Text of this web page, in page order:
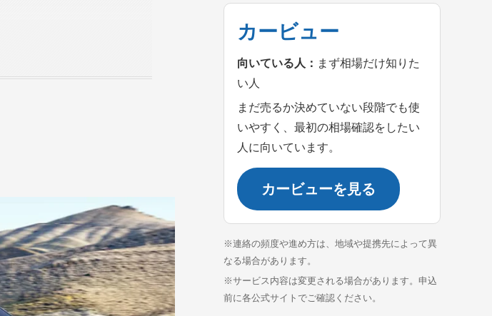
カービュー
向いている人： まず相場だけ知りた
い人
まだ売るか決めていない段階でも使
いやすく、最初の相場確認をしたい
人に向いています。
カービューを見る
※連絡の頻度や進め方は、地域や提携先によって異
なる場合があります。
※サービス内容は変更される場合があります。申込
前に各公式サイトでご確認ください。